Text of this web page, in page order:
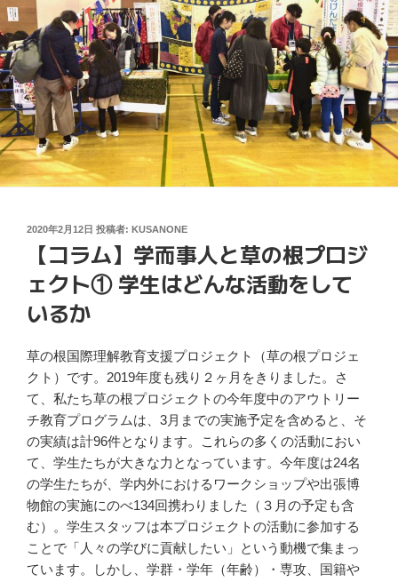
投
2020年2月12日 投稿者: KUSANONE
【コラム】学而事人と草の根プロジ
ェクト① 学生はどんな活動をして
いるか
草の根国際理解教育支援プロジェクト（草の根プロジェ
クト）です。2019年度も残り２ヶ月をきりました。さ
て、私たち草の根プロジェクトの今年度中のアウトリー
チ教育プログラムは、3月までの実施予定を含めると、そ
の実績は計96件となります。これらの多くの活動におい
て、学生たちが大きな力となっています。今年度は24名
の学生たちが、学内外におけるワークショップや出張博
物館の実施にのべ134回携わりました（３月の予定も含
む）。学生スタッフは本プロジェクトの活動に参加する
ことで「人々の学びに貢献したい」という動機で集まっ
ています。しかし、学群・学年（年齢）・専攻、国籍や